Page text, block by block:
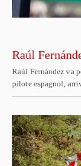
Raúl
Raúl Fernández va
pilote espagnol,